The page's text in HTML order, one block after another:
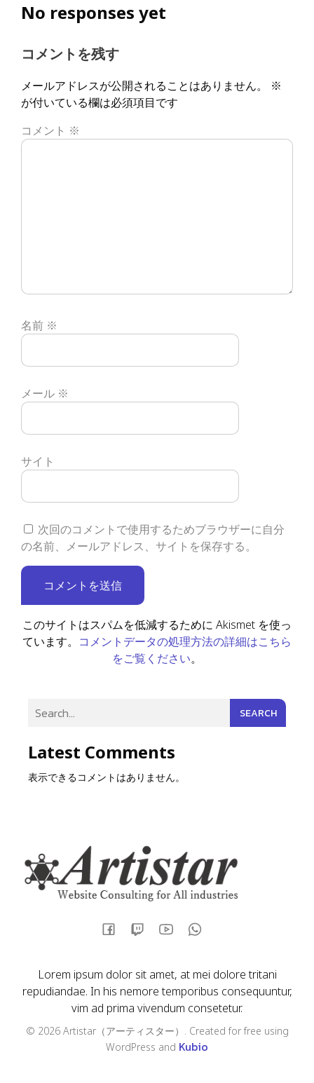
SEARCH
Latest Comments
表示できるコメントはありません。
No responses yet
コメントを残す
メールアドレスが公開されることはありません。
※
が付いている欄は必須項目です
コメント ※
名前 ※
メール ※
サイト
次回のコメントで使用するためブラウザーに自分
の名前、メールアドレス、サイトを保存する。
このサイトはスパムを低減するために Akismet を使っ
ています。 コメントデータの処理方法の詳細はこちら
をご覧ください。
Lorem ipsum dolor sit amet, at mei dolore tritani
repudiandae. In his nemore temporibus consequuntur,
vim ad prima vivendum consetetur.
© 2026 Artistar（アーティスター）. Created for free using
WordPress and Kubio